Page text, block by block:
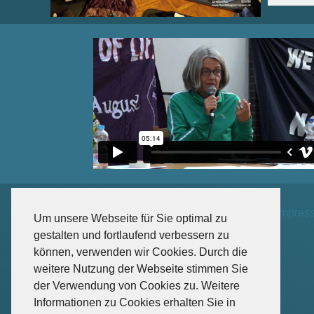
Um unsere Webseite für Sie optimal zu
gestalten und fortlaufend verbessern zu
können, verwenden wir Cookies. Durch die
weitere Nutzung der Webseite stimmen Sie
der Verwendung von Cookies zu. Weitere
Informationen zu Cookies erhalten Sie in